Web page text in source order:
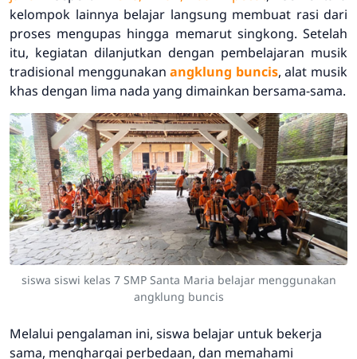
kelompok lainnya belajar langsung membuat rasi dari
proses mengupas hingga memarut singkong. Setelah
itu, kegiatan dilanjutkan dengan pembelajaran musik
tradisional menggunakanangklung buncis, alat musik
khas dengan lima nada yang dimainkan bersama-sama.
siswa siswi kelas 7 SMP Santa Maria belajar menggunakan
angklung buncis
Melalui pengalaman ini, siswa belajar untuk bekerja
sama, menghargai perbedaan, dan memahami